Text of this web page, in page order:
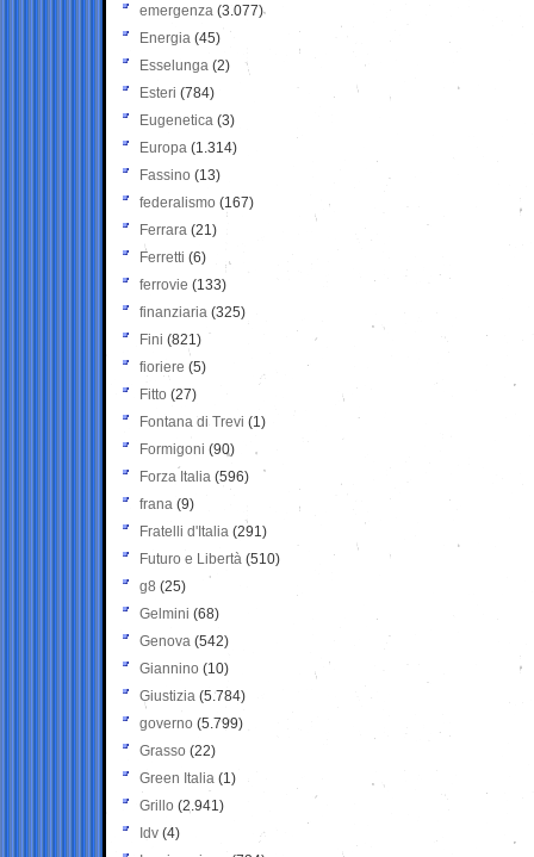
emergenza (3.077)
Energia (45)
Esselunga (2)
Esteri (784)
Eugenetica (3)
Europa (1.314)
Fassino (13)
federalismo (167)
Ferrara (21)
Ferretti (6)
ferrovie (133)
finanziaria (325)
Fini (821)
fioriere (5)
Fitto (27)
Fontana di Trevi (1)
Formigoni (90)
Forza Italia (596)
frana (9)
Fratelli d'Italia (291)
Futuro e Libertà (510)
g8 (25)
Gelmini (68)
Genova (542)
Giannino (10)
Giustizia (5.784)
governo (5.799)
Grasso (22)
Green Italia (1)
Grillo (2.941)
Idv (4)